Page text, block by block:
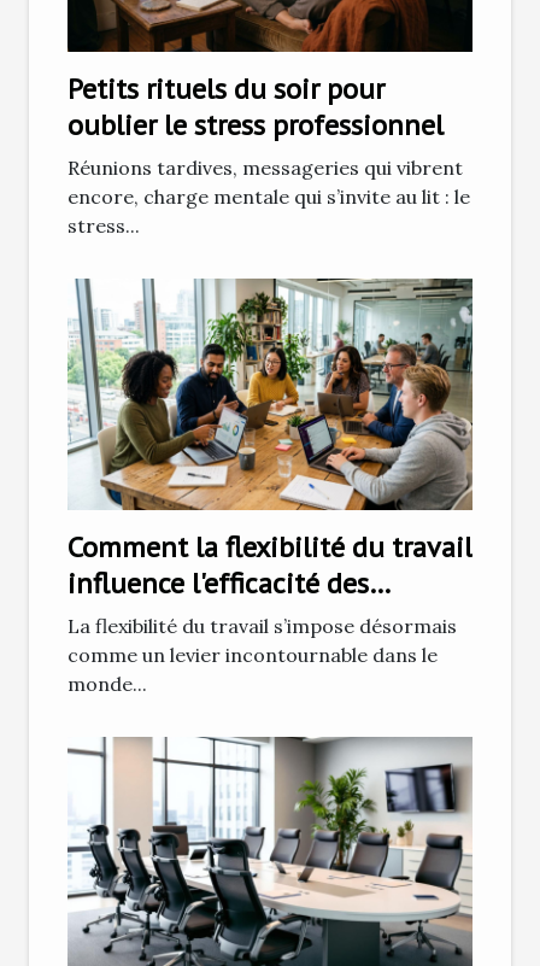
Petits rituels du soir pour
oublier le stress professionnel
Réunions tardives, messageries qui vibrent
encore, charge mentale qui s’invite au lit : le
stress...
Comment la flexibilité du travail
influence l'efficacité des
équipes ?
La flexibilité du travail s’impose désormais
comme un levier incontournable dans le
monde...